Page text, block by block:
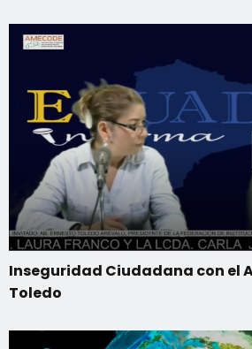
Inseguridad Ciudadana con el
Toledo